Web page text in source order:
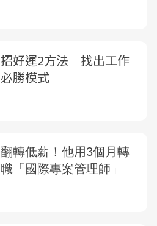
招好運2方法 找出工作
必勝模式